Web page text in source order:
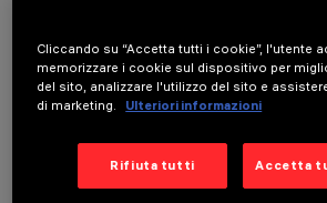
DATI TECNICI
ULTIMO AGGIORNAMENTO: 05/08/2026
Cliccando su “Accetta tutti i cookie”, l'utente
memorizzare i cookie sul dispositivo per
del sito, analizzare l'utilizzo del sito e
di marketing.
Ulteriori informazioni
Rifiuta tutti Accetta